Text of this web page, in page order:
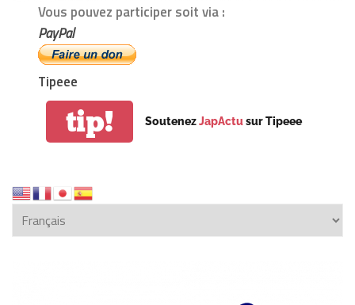
Vous pouvez participer soit via :
PayPal
Tipeee
tip! SoutenezJapActusur Tipeee